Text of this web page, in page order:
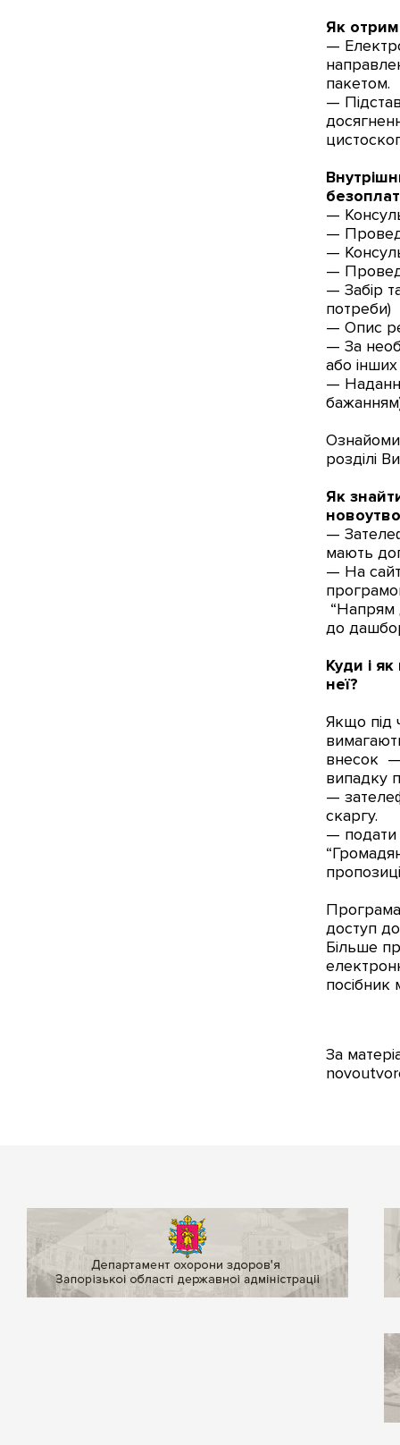
Як
—
пакетом.
—
—
—
—
—
— Забір
потреби)
— Опис
— За
або
—
розділі
Як
—
мають
— На
“Напрям
до
Куди і
неї?
Якщо під
внесок —
випадку
—
скаргу.
— подати
Програма
доступ
Більше
За